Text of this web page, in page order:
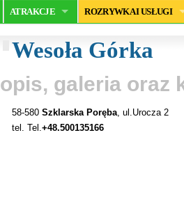
ATRAKCJE ROZRYWKA I USŁUGI
Wesoła Górka
opis, galeria oraz
58-580 Szklarska Poręba , ul.Urocza 2
tel. Tel. +48.500135166